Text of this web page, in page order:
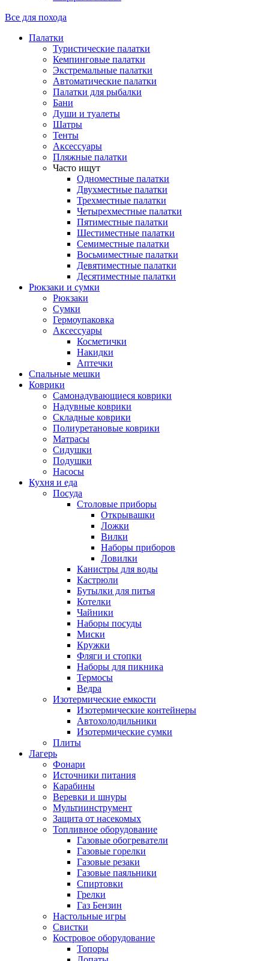
Все для похода
Палатки
Туристические палатки
Кемпинговые палатки
Экстремальные палатки
Автоматические палатки
Палатки для рыбалки
Бани
Души и туалеты
Шатры
Тенты
Аксессуары
Пляжные палатки
Часто ищут
Одноместные палатки
Двухместные палатки
Трехместные палатки
Четырехместные палатки
Пятиместные палатки
Шестиместные палатки
Семиместные палатки
Восьмиместные палатки
Девятиместные палатки
Десятиместные палатки
Рюкзаки и сумки
Рюкзаки
Сумки
Гермоупаковка
Аксессуары
Косметички
Накидки
Аптечки
Спальные мешки
Коврики
Самонадувающиеся коврики
Надувные коврики
Складные коврики
Полиуретановые коврики
Матрасы
Сидушки
Подушки
Насосы
Кухня и еда
Посуда
Столовые приборы
Открывашки
Ложки
Вилки
Наборы приборов
Ловилки
Канистры для воды
Кастрюли
Бутылки для питья
Котелки
Чайники
Наборы посуды
Миски
Кружки
Фляги и стопки
Наборы для пикника
Термосы
Ведра
Изотермические емкости
Изотермические контейнеры
Автохолодильники
Изотермические сумки
Плиты
Лагерь
Фонари
Источники питания
Карабины
Веревки и шнуры
Мультиинструмент
Защита от насекомых
Топливное оборудование
Газовые обогреватели
Газовые горелки
Газовые резаки
Газовые паяльники
Спиртовки
Грелки
Газ Бензин
Настольные игры
Свистки
Костровое оборудование
Топоры